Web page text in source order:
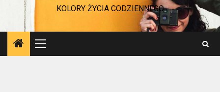
KOLORY ŻYCIA CODZIENNEGO
Menu
główne